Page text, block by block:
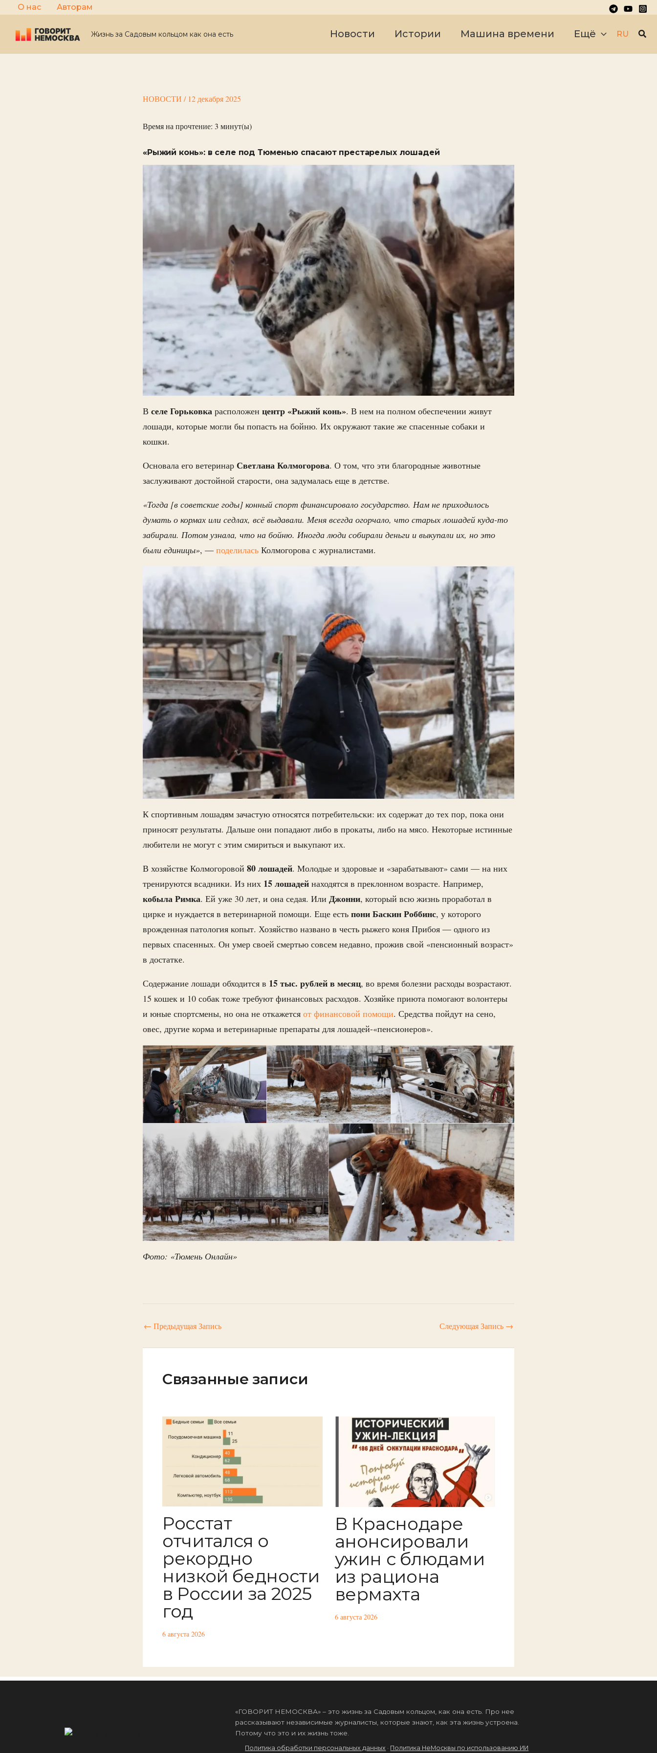
Перейти
к
содержимому
О нас Авторам
Жизнь за Садовым кольцом как она есть Новости Истории Машина времени Ещё RU
НОВОСТИ / 12 декабря 2025
Время на прочтение: 3 минут(ы)
«Рыжий конь»: в селе под Тюменью спасают престарелых лошадей
В селе Горьковка расположен центр «Рыжий конь». В нем на полном обеспечении живут
лошади, которые могли бы попасть на бойню. Их окружают такие же спасенные собаки и
кошки.
Основала его ветеринар Светлана Колмогорова. О том, что эти благородные животные
заслуживают достойной старости, она задумалась еще в детстве.
«Тогда [в советские годы] конный спорт финансировало государство. Нам не приходилось
думать о кормах или седлах, всё выдавали. Меня всегда огорчало, что старых лошадей куда-то
забирали. Потом узнала, что на бойню. Иногда люди собирали деньги и выкупали их, но это
были единицы», — поделилась Колмогорова с журналистами.
К спортивным лошадям зачастую относятся потребительски: их содержат до тех пор, пока они
приносят результаты. Дальше они попадают либо в прокаты, либо на мясо. Некоторые истинные
любители не могут с этим смириться и выкупают их.
В хозяйстве Колмогоровой 80 лошадей. Молодые и здоровые и «зарабатывают» сами — на них
тренируются всадники. Из них 15 лошадей находятся в преклонном возрасте. Например,
кобыла Римка. Ей уже 30 лет, и она седая. Или Джонни, который всю жизнь проработал в
цирке и нуждается в ветеринарной помощи. Еще есть пони Баскин Роббинс, у которого
врожденная патология копыт. Хозяйство названо в честь рыжего коня Прибоя — одного из
первых спасенных. Он умер своей смертью совсем недавно, прожив свой «пенсионный возраст»
в достатке.
Содержание лошади обходится в 15 тыс. рублей в месяц, во время болезни расходы возрастают.
15 кошек и 10 собак тоже требуют финансовых расходов. Хозяйке приюта помогают волонтеры
и юные спортсмены, но она не откажется от финансовой помощи. Средства пойдут на сено,
овес, другие корма и ветеринарные препараты для лошадей-«пенсионеров».
Фото: «Тюмень Онлайн»
← Предыдущая Запись Следующая Запись →
Связанные записи
Росстат
отчитался о
рекордно
низкой бедности
в России за 2025
год
6 августа 2026
В Краснодаре
анонсировали
ужин с блюдами
из рациона
вермахта
6 августа 2026
«ГОВОРИТ НЕМОСКВА» – это жизнь за Садовым кольцом, как она есть. Про нее
рассказывают независимые журналисты, которые знают, как эта жизнь устроена.
Потому что это и их жизнь тоже.
Политика обработки персональных данных · Политика НеМосквы по использованию ИИ